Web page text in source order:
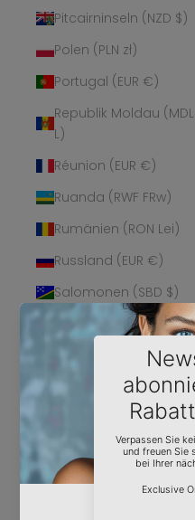
Pitcairninseln (NZD $)
Polen (PLN zł)
Portugal (EUR €)
Republik Moldau (MDL
L)
Réunion (EUR €)
Ruanda (RWF FRw)
Rumänien (RON Lei)
Russland (EUR €)
Salomonen (SBD $)
Sambia (EUR €)
Samoa (WST T)
San Marino (EUR €)
São Tomé und
Príncipe (STD Db)
Saudi-Arabien (SAR